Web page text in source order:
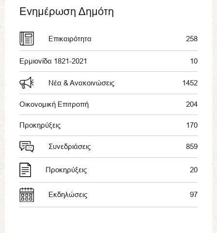
Ενημέρωση Δημότη
Επικαιρότητα 258
Ερμιονίδα 1821-2021 10
Νέα & Ανακοινώσεις 1452
Οικονομική Επιτροπή 204
Προκηρύξεις 170
Συνεδριάσεις 859
Προκηρύξεις 20
Εκδηλώσεις 97